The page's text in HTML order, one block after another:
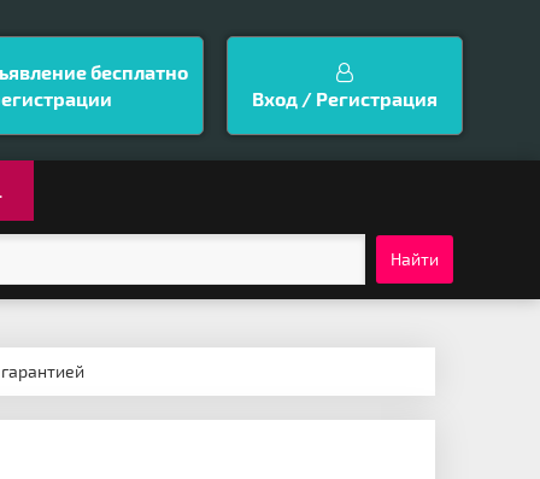
бесплатно
Вход / Регистрация
Найти